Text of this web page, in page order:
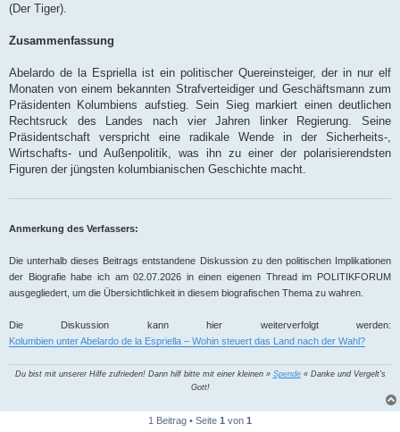
(Der Tiger).
Zusammenfassung
Abelardo de la Espriella ist ein politischer Quereinsteiger, der in nur elf
Monaten von einem bekannten Strafverteidiger und Geschäftsmann zum
Präsidenten Kolumbiens aufstieg. Sein Sieg markiert einen deutlichen
Rechtsruck des Landes nach vier Jahren linker Regierung. Seine
Präsidentschaft verspricht eine radikale Wende in der Sicherheits-,
Wirtschafts- und Außenpolitik, was ihn zu einer der polarisierendsten
Figuren der jüngsten kolumbianischen Geschichte macht.
Anmerkung des Verfassers:
Die unterhalb dieses Beitrags entstandene Diskussion zu den politischen Implikationen
der Biografie habe ich am 02.07.2026 in einen eigenen Thread im POLITIKFORUM
ausgegliedert, um die Übersichtlichkeit in diesem biografischen Thema zu wahren.
Die Diskussion kann hier weiterverfolgt werden:
Kolumbien unter Abelardo de la Espriella – Wohin steuert das Land nach der Wahl?
Du bist mit unserer Hilfe zufrieden! Dann hilf bitte mit einer kleinen » Spende« Danke und Vergelt's
Gott!
1 Beitrag • Seite 1 von 1